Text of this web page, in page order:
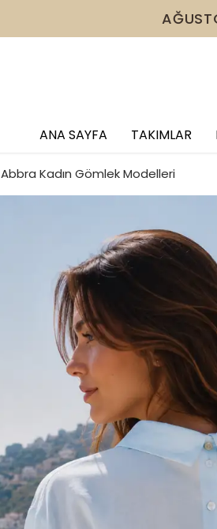
2 VE ÜZERİ
ANA SAYFA TAKIMLAR
Abbra Kadın Gömlek Modelleri